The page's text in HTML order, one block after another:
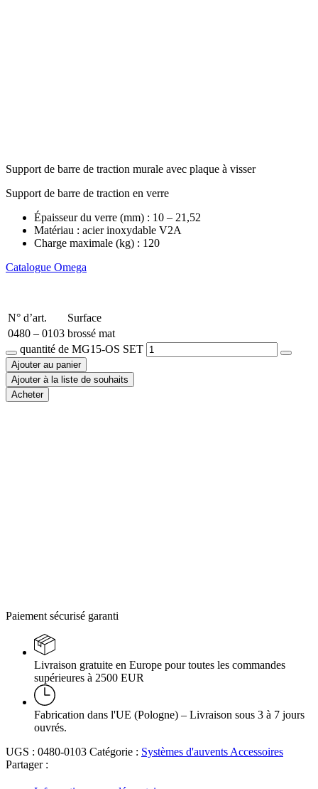
Support de barre de traction murale avec plaque à visser
Support de barre de traction en verre
Épaisseur du verre (mm) : 10 – 21,52
Matériau : acier inoxydable V2A
Charge maximale (kg) : 120
Catalogue Omega
N° d’art.
Surface
0480 – 0103 brossé mat
quantité de MG15-OS SET
Ajouter au panier
Ajouter à la liste de souhaits
Acheter
Paiement sécurisé garanti
Livraison gratuite en Europe pour toutes les commandes
supérieures à 2500 EUR
Fabrication dans l'UE (Pologne) – Livraison sous 3 à 7 jours
ouvrés.
UGS : 0480-0103 Catégorie : Systèmes d'auvents Accessoires
Partager :